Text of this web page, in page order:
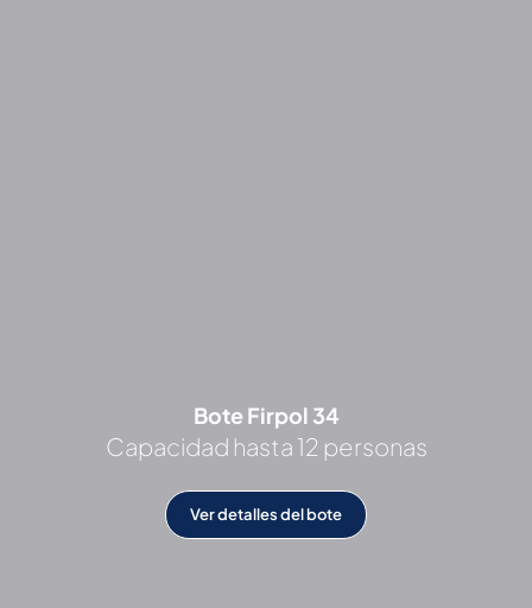
Bote Firpol 34
Capacidad hasta 12 personas
Ver detalles del bote